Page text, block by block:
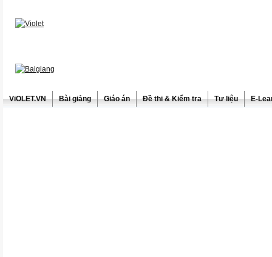
ViOLET.VN Bài giảng Giáo án Đề thi & Kiểm tra Tư liệu E-